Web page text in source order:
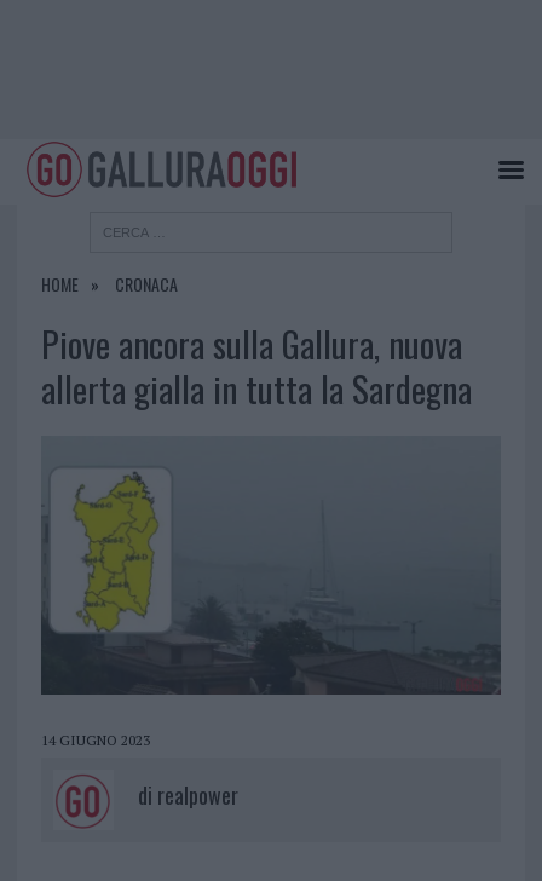
HOME CRONACA
Piove ancora sulla Gallura, nuova
allerta gialla in tutta la Sardegna
14 GIUGNO 2023
di realpower